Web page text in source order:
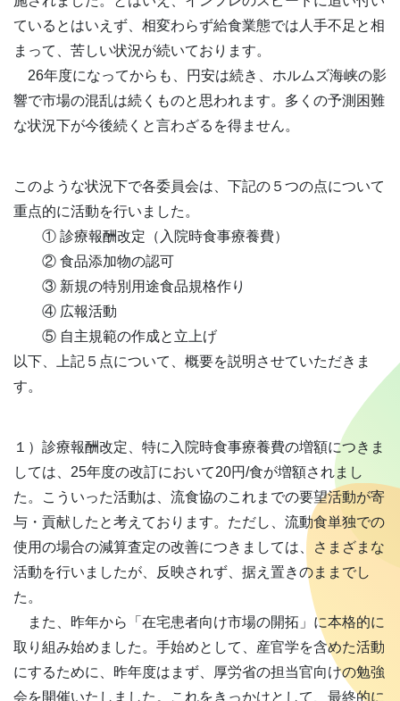
ているとはいえず、相変わらず給食業態では人手不足と相
まって、苦しい状況が続いております。
26年度になってからも、円安は続き、ホルムズ海峡の影
響で市場の混乱は続くものと思われます。多くの予測困難
な状況下が今後続くと言わざるを得ません。
このような状況下で各委員会は、下記の５つの点について
重点的に活動を行いました。
① 診療報酬改定（入院時食事療養費）
② 食品添加物の認可
③ 新規の特別用途食品規格作り
④ 広報活動
⑤ 自主規範の作成と立上げ
以下、上記５点について、概要を説明させていただきま
す。
１）診療報酬改定、特に入院時食事療養費の増額につきま
しては、25年度の改訂において20円/食が増額されまし
た。こういった活動は、流食協のこれまでの要望活動が寄
与・貢献したと考えております。ただし、流動食単独での
使用の場合の減算査定の改善につきましては、さまざまな
活動を行いましたが、反映されず、据え置きのままでし
た。
また、昨年から「在宅患者向け市場の開拓」に本格的に
取り組み始めました。手始めとして、産官学を含めた活動
にするために、昨年度はまず、厚労省の担当官向けの勉強
会を開催いたしました。これをきっかけとして、最終的に